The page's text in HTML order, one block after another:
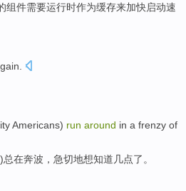
组件需要运行时作为缓存来加快启动速
Americans) run around in a frenzy of
总在奔波 ，急切地想知道 几点了。